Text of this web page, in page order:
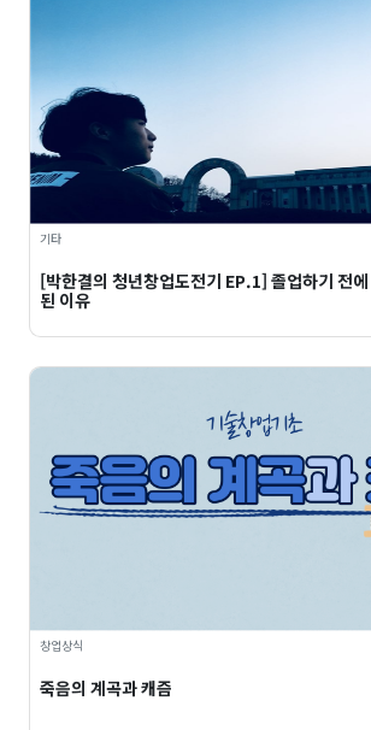
기타
[박한결의 청년창업도전기 EP.1] 졸업하기 전
된 이유
창업상식
죽음의 계곡과 캐즘